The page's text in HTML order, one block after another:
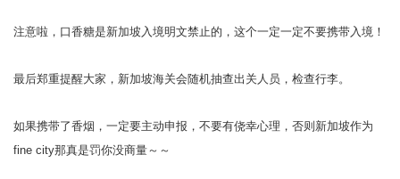
注意啦，口香糖是新加坡入境明文禁止的，这个一定一定不要携带入境！
最后郑重提醒大家，新加坡海关会随机抽查出关人员，检查行李。
如果携带了香烟，一定要主动申报，不要有侥幸心理，否则新加坡作为
fine city那真是罚你没商量～～